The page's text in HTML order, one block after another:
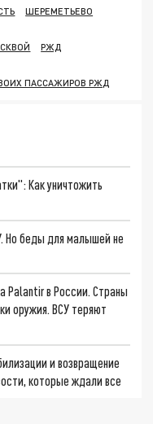
ШЕРЕМЕТЬЕВО
РЖД
ПАССАЖИРОВ РЖД
Как уничтожить
Но беды для малышей не
Palantir в России. Страны
оружия. ВСУ теряют
и возвращение
которые ждали все